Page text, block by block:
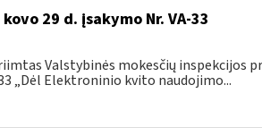
29 d. įsakymo Nr. VA-33
Valstybinės mokesčių inspekcijos
„Dėl Elektroninio kvito naudojimo...